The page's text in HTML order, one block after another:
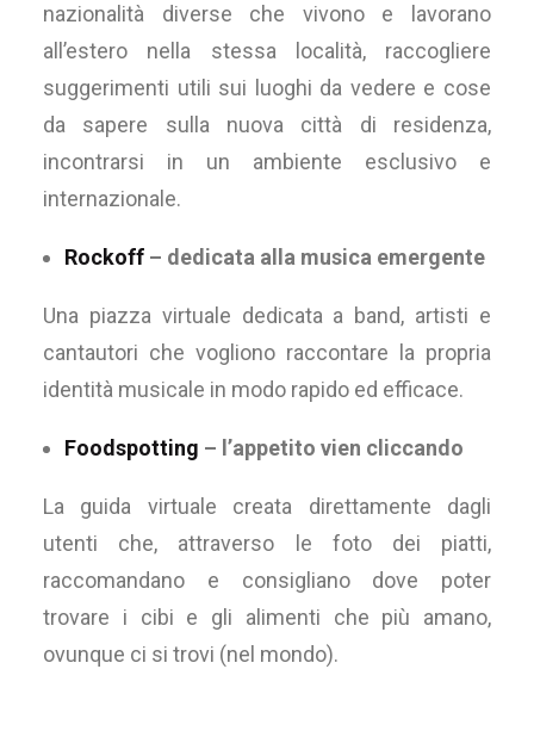
nazionalità diverse che vivono e lavorano
all’estero nella stessa località, raccogliere
suggerimenti utili sui luoghi da vedere e cose
da sapere sulla nuova città di residenza,
incontrarsi in un ambiente esclusivo e
internazionale.
Rockoff – dedicata alla musica emergente
Una piazza virtuale dedicata a band, artisti e
cantautori che vogliono raccontare la propria
identità musicale in modo rapido ed efficace.
Foodspotting – l’appetito vien cliccando
La guida virtuale creata direttamente dagli
utenti che, attraverso le foto dei piatti,
raccomandano e consigliano dove poter
trovare i cibi e gli alimenti che più amano,
ovunque ci si trovi (nel mondo).